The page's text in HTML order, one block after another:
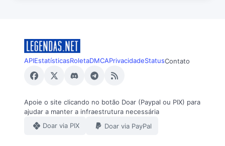
APIEstatísticasRoletaDMCAPrivacidadeStatusContato
Apoie o site clicando no botão Doar (Paypal ou PIX) para
ajudar a manter a infraestrutura necessária
Doar via PIX
Doar via PayPal